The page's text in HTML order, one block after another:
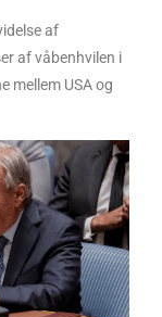
af
af våbenhvilen i
mellem USA og